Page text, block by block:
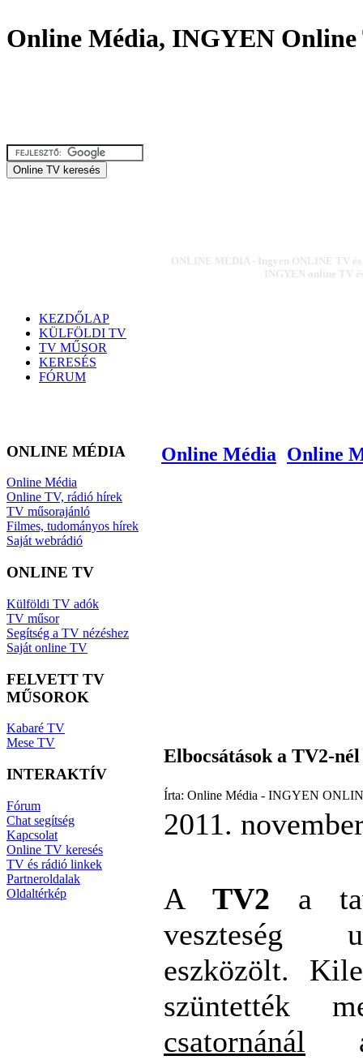
Online Média, INGYEN Online
ONLINE MÉDIA - Ingyen ONLINE TV
INGYEN online TV
KEZDŐLAP
KÜLFÖLDI TV
TV MŰSOR
KERESÉS
FÓRUM
ONLINE MÉDIA
Online Média
Online TV, rádió hírek
TV műsorajánló
Filmes, tudományos hírek
Saját webrádió
ONLINE TV
Külföldi TV adók
TV műsor
Segítség a TV nézéshez
Saját online TV
FELVETT TV
MŰSOROK
Kabaré TV
Mese TV
INTERAKTÍV
Fórum
Chat segítség
Kapcsolat
Online TV keresés
TV és rádió linkek
Partneroldalak
Oldaltérkép
Online Média Online
Elbocsátások a TV2-nél
Írta: Online Média - INGYEN
2011.
A TV2 a
veszteség
eszközölt.
szüntették
csatornánál a